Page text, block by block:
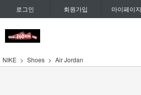
로그인 회원가입 마이페이지
NIKE Shoes Air Jordan